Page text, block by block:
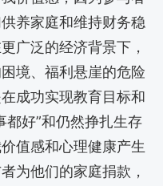
养家庭和维持财务稳
广泛的经济背景下，
境、福利悬崖的危险
成功实现教育目标和
都好”和仍然挣扎生存
值感和心理健康产生
为他们的家庭捐款，